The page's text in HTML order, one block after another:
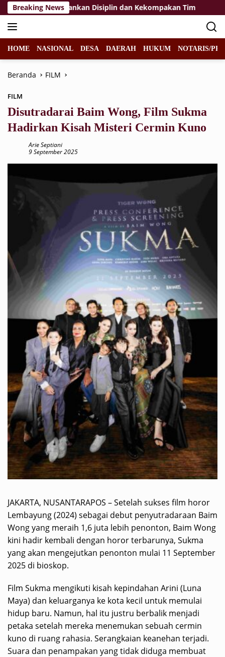
Langsung
ke
konten
Breaking News
2026, Tekankan Disiplin dan Kekompakan Tim
HOME NASIONAL DESA DAERAH HUKUM NOTARIS/
Beranda FILM
FILM
Disutradarai Baim Wong, Film Sukma
Hadirkan Kisah Misteri Cermin Kuno
Arie Septiani
9 September 2025
JAKARTA, NUSANTARAPOS – Setelah sukses film horor
Lembayung (2024) sebagai debut penyutradaraan Baim
Wong yang meraih 1,6 juta lebih penonton, Baim Wong
kini hadir kembali dengan horor terbarunya, Sukma
yang akan mengejutkan penonton mulai 11 September
2025 di bioskop.
Film Sukma mengikuti kisah kepindahan Arini (Luna
Maya) dan keluarganya ke kota kecil untuk memulai
hidup baru. Namun, hal itu justru berbalik menjadi
petaka setelah mereka menemukan sebuah cermin
kuno di ruang rahasia. Serangkaian keanehan terjadi.
Suara dan penampakan yang tidak diduga membuat